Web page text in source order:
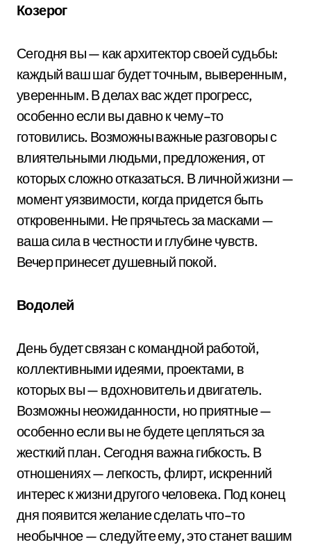
Козерог
Сегодня вы — как архитектор своей судьбы:
каждый ваш шаг будет точным, выверенным,
уверенным. В делах вас ждет прогресс,
особенно если вы давно к чему–то
готовились. Возможны важные разговоры с
влиятельными людьми, предложения, от
которых сложно отказаться. В личной жизни —
момент уязвимости, когда придется быть
откровенными. Не прячьтесь за масками —
ваша сила в честности и глубине чувств.
Вечер принесет душевный покой.
Водолей
День будет связан с командной работой,
коллективными идеями, проектами, в
которых вы — вдохновитель и двигатель.
Возможны неожиданности, но приятные —
особенно если вы не будете цепляться за
жесткий план. Сегодня важна гибкость. В
отношениях — легкость, флирт, искренний
интерес к жизни другого человека. Под конец
дня появится желание сделать что–то
необычное — следуйте ему, это станет вашим